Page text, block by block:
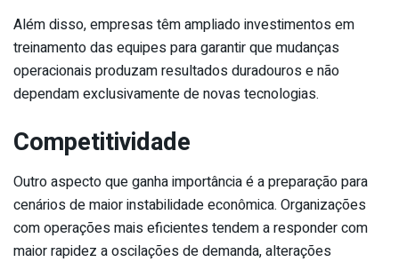
Além disso, empresas têm ampliado investimentos em
treinamento das equipes para garantir que mudanças
operacionais produzam resultados duradouros e não
dependam exclusivamente de novas tecnologias.
Competitividade
Outro aspecto que ganha importância é a preparação para
cenários de maior instabilidade econômica. Organizações
com operações mais eficientes tendem a responder com
maior rapidez a oscilações de demanda, alterações